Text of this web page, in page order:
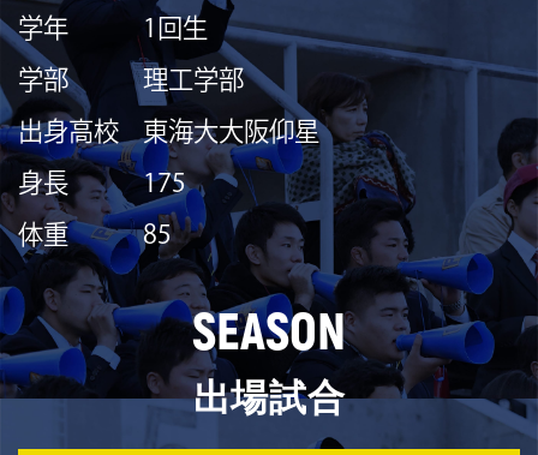
学年
1回生
学部
理工学部
出身高校
東海大大阪仰星
身長
175
体重
85
SEASON
出場試合